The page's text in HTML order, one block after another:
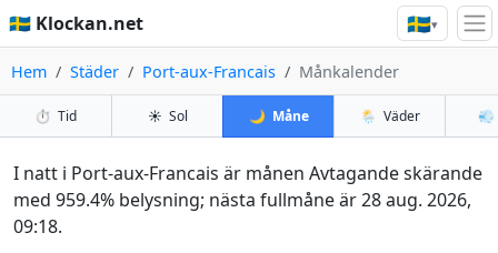
🇸🇪 Klockan.net 🇸🇪▾
Hem Städer Port-aux-Francais Månkalender
⏱️ Tid ☀️ Sol 🌙 Måne 🌦️ Väder 💨
I natt i Port-aux-Francais är månen Avtagande skärande
med 959.4% belysning; nästa fullmåne är 28 aug. 2026,
09:18.